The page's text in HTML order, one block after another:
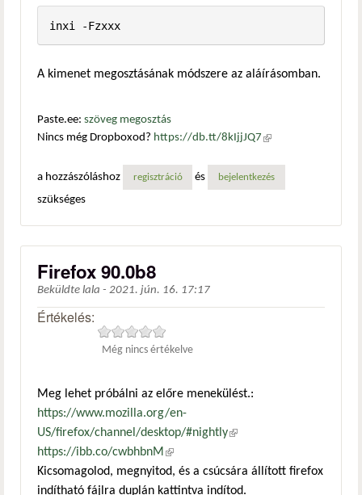
inxi -Fzxxx
A kimenet megosztásának módszere az aláírásomban.
Paste.ee: szöveg megosztás
Nincs még Dropboxod? https://db.tt/8kIjjJQ7 (külső
a hozzászóláshoz
regisztráció és bejelentkezés
szükséges
Firefox 90.0b8
Beküldte lala - 2021. jún. 16. 17:17
Értékelés:
Még nincs értékelve
Meg lehet próbálni az előre menekülést.:
https://www.mozilla.org/en-
US/firefox/channel/desktop/#nightly(külső hivatkozás)
https://ibb.co/cwbhbnM (külső hivatkozás)
Kicsomagolod, megnyitod, és a csúcsára állított firefox
indítható fájlra duplán kattintva indítod.